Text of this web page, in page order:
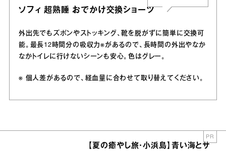
ソフィ 超熟睡 おでかけ交換ショーツ
外出先でもズボンやストッキング、靴を脱がずに簡単に交換可
能。最長12時間分の吸収力※があるので、長時間の外出やなか
なかトイレに行けないシーンも安心。色はグレー。
※ 個人差があるので、経血量に合わせて取り替えてください。
【夏の癒やし旅・小浜島】青い海とサ
PR